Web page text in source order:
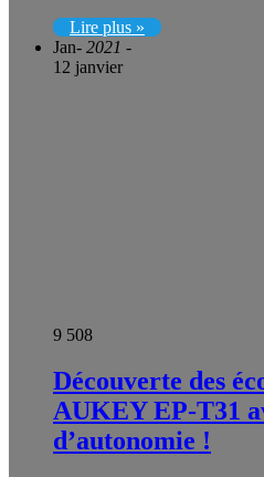
Lire plus »
Jan- 2021 -
12 janvier
9 508
Découverte des
AUKEY EP-T31
d’autonomie !